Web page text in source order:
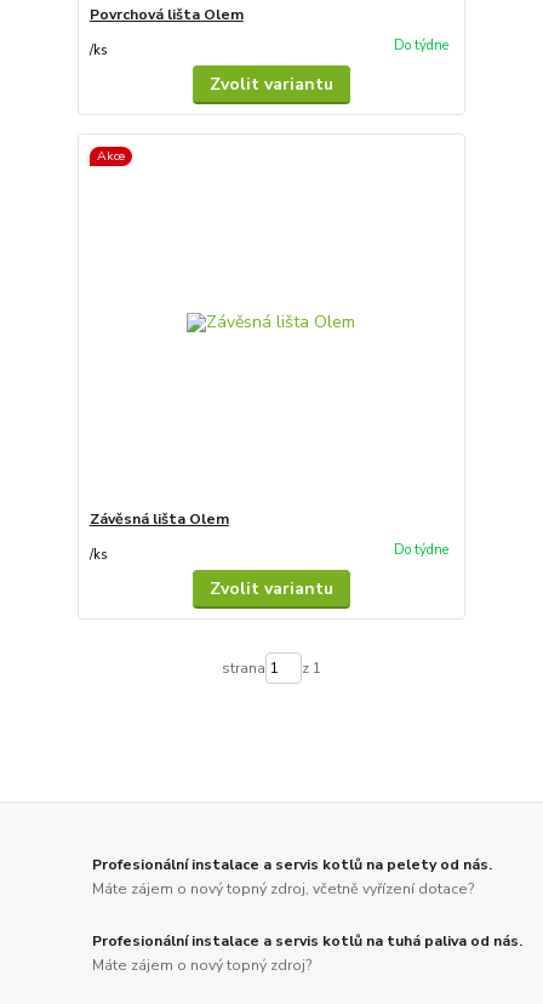
Povrchová lišta Olem
/ks Do týdne
Zvolit variantu
Akce
Závěsná lišta Olem
/ks Do týdne
Zvolit variantu
strana z 1
Profesionální instalace a servis kotlů na pelety od nás.
Máte zájem o nový topný zdroj, včetně vyřízení dotace?
Profesionální instalace a servis kotlů na tuhá paliva od nás.
Máte zájem o nový topný zdroj?